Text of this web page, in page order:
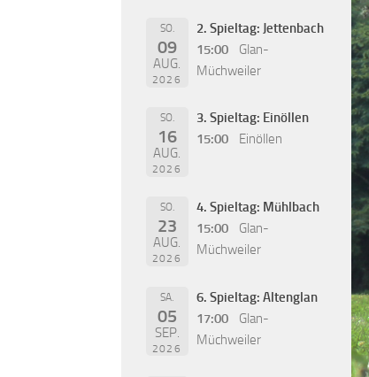
SO.
09
AUG.
2026
2. Spieltag: Jettenbach
15:00
Glan-
Müchweiler
SO.
16
AUG.
2026
3. Spieltag: Einöllen
15:00
Einöllen
SO.
23
AUG.
2026
4. Spieltag: Mühlbach
15:00
Glan-
Müchweiler
SA.
05
SEP.
2026
6. Spieltag: Altenglan
17:00
Glan-
Müchweiler